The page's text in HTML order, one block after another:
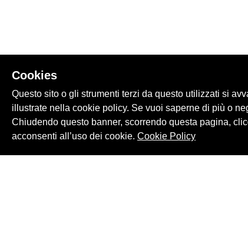
Cookies
Questo sito o gli strumenti terzi da questo utilizzati si
illustrate nella cookie policy. Se vuoi saperne di più o
Chiudendo questo banner, scorrendo questa pagina,
acconsenti all’uso dei cookie. Cookie Policy